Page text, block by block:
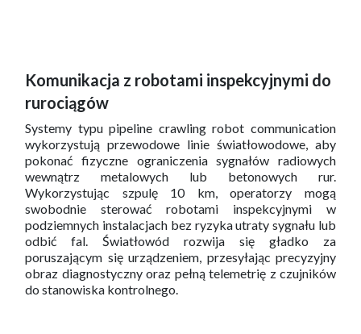
Komunikacja z robotami inspekcyjnymi do
rurociągów
Systemy typu pipeline crawling robot communication
wykorzystują przewodowe linie światłowodowe, aby
pokonać fizyczne ograniczenia sygnałów radiowych
wewnątrz metalowych lub betonowych rur.
Wykorzystując szpulę 10 km, operatorzy mogą
swobodnie sterować robotami inspekcyjnymi w
podziemnych instalacjach bez ryzyka utraty sygnału lub
odbić fal. Światłowód rozwija się gładko za
poruszającym się urządzeniem, przesyłając precyzyjny
obraz diagnostyczny oraz pełną telemetrię z czujników
do stanowiska kontrolnego.